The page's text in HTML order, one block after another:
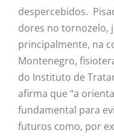
despercebidos.
dores no tornozelo,
principalmente, na
Montenegro,
do Instituto de
afirma que “a
fundamental para
futuros como, por